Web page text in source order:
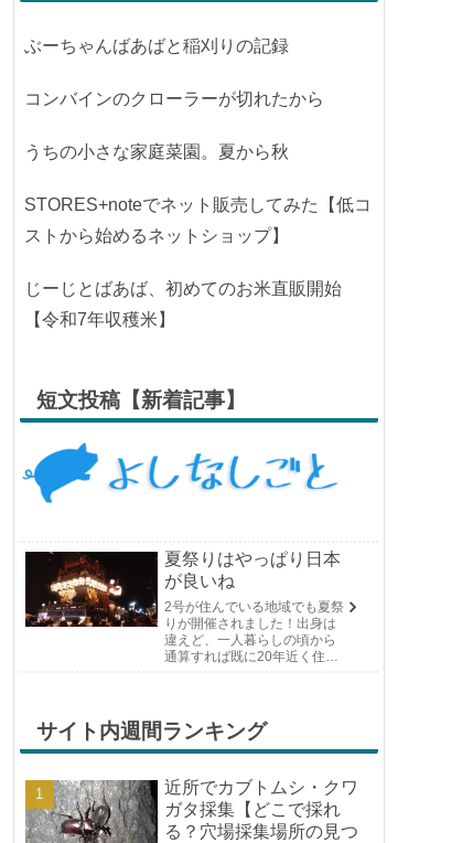
ぶーちゃんばあばと稲刈りの記録
コンバインのクローラーが切れたから
うちの小さな家庭菜園。夏から秋
STORES+noteでネット販売してみた【低コ
ストから始めるネットショップ】
じーじとばあば、初めてのお米直販開始
【令和7年収穫米】
短文投稿【新着記事】
夏祭りはやっぱり日本
が良いね
2号が住んでいる地域でも夏祭
りが開催されました！出身は
違えど、一人暮らしの頃から
通算すれば既に20年近く住ん
す。そして、それは2号嫁も同
じようで、夏祭りが近いづい...
サイト内週間ランキング
近所でカブトムシ・クワ
ガタ採集【どこで採れ
る？穴場採集場所の見つ